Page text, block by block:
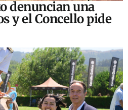
denuncian una
y el Concello pide